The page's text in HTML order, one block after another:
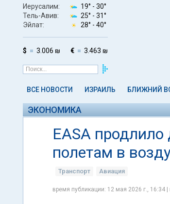
Иерусалим: 19° - 30°
Тель-Авив:
25° - 31°
Эйлат:
28° - 40°
$ 3.006 ₪ € 3.463 ₪
ВСЕ НОВОСТИ ИЗРАИЛЬ БЛИЖНИЙ
ЭКОНОМИКА
EASA
полетам в
Транспорт Авиация
время публикации: 12 мая 2026 г., 16:34